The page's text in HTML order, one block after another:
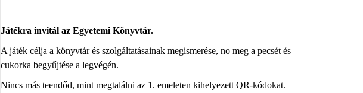
Játékra invitál az Egyetemi Könyvtár.
A játék célja a könyvtár és szolgáltatásainak megismerése, no meg a pecsét és
cukorka begyűjtése a legvégén.
Nincs más teendőd, mint megtalálni az 1. emeleten kihelyezett QR-kódokat.